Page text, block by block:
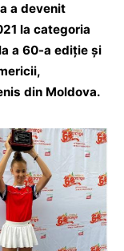
a devenit
la categoria
a 60-a ediție și
din Moldova.